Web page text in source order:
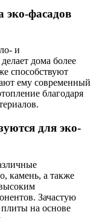
эко-фасадов
и
дома более
способствуют
ему современный
благодаря
для эко-
камень, а также
Зачастую
на основе